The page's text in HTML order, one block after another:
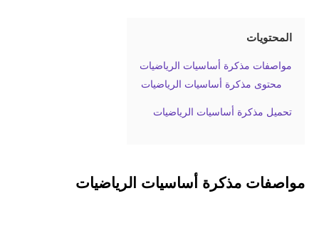
المحتويات
مواصفات مذكرة أساسيات الرياضيات
محتوى مذكرة أساسيات الرياضيات
تحميل مذكرة أساسيات الرياضيات
مواصفات مذكرة أساسيات الرياضيات